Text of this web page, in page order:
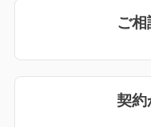
ご
契約